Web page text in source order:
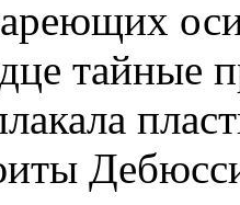
тайные